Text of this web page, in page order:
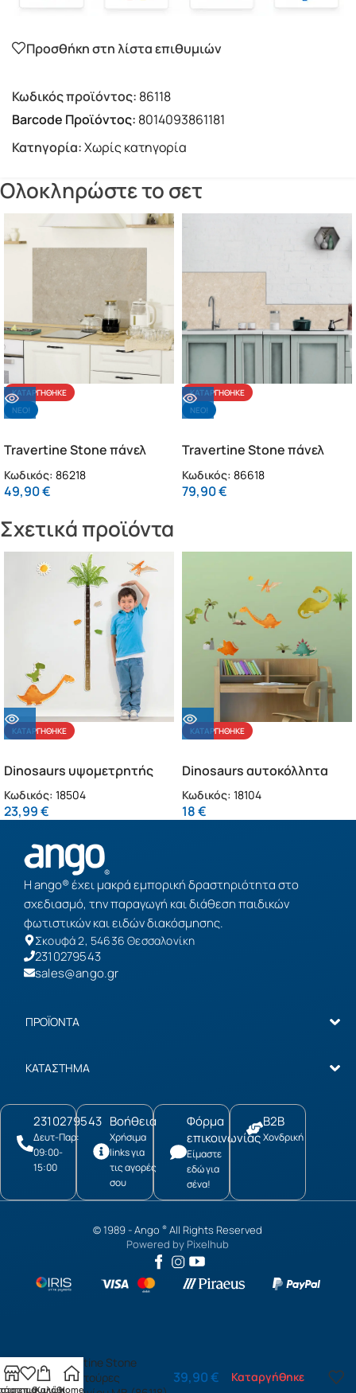
Προσθήκη στη λίστα επιθυμιών
Barcode Προϊόντος: 8014093861181
Κωδικός προϊόντος: 86118
Κατηγορία:Χωρίς κατηγορία
Ολοκληρώστε το σετ
ΚΑΤΑΡΓΉΘΗΚΕ
NΕΟ!
Travertine Stone πάνελ
αλουμινίου εστίας L
(86218)
Κωδικός: 86218
49,90€
ΚΑΤΑΡΓΉΘΗΚΕ
NΕΟ!
Travertine Stone πάνελ
αλουμινίου εστίας XL
(86618)
Κωδικός: 86618
79,90€
Σχετικά προϊόντα
ΚΑΤΑΡΓΉΘΗΚΕ
Dinosaurs υψομετρητής
αφρώδης L
Κωδικός: 18504
23,99€
ΚΑΤΑΡΓΉΘΗΚΕ
Dinosaurs αυτοκόλλητα
τοίχου (18104)
Κωδικός: 18104
18€
Η ango® έχει μακρά εμπορική δραστηριότητα στο
σχεδιασμό, την παραγωγή και διάθεση παιδικών
φωτιστικών και ειδών διακόσμησης.
Σκουφά 2, 54636 Θεσσαλονίκη
2310279543
sales@ango.gr
ΠΡΟΪΟΝΤΑ
ΚΑΤΑΣΤΗΜΑ
2310279543
Δευτ-Παρ:
09:00-
15:00
Βοήθεια
Χρήσιμα
links για
τις αγορές
σου
Φόρμα
επικοινωνίας
Είμαστε
εδώ για
σένα!
B2B
Χονδρική
© 1989 -Ango® All Rights Reserved
Powered by Pixelhub
επιθυμιών
ΚαλάθιHome
Travertine Stone
μπορντούρες
39,90€ Καταργήθηκε